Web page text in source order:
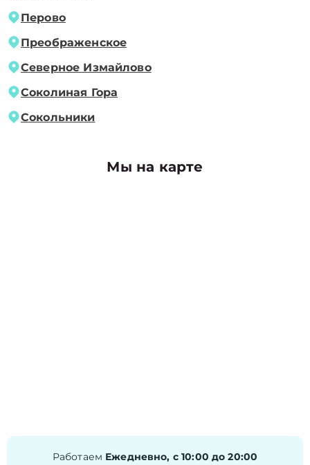
Перово
Преображенское
Северное Измайлово
Соколиная Гора
Сокольники
Мы на карте
Работаем Ежедневно, с 10:00 до 20:00